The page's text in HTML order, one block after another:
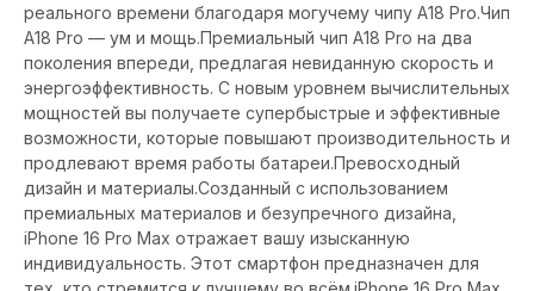
реального времени благодаря могучему чипу A18 Pro.Чип
A18 Pro — ум и мощь.Премиальный чип A18 Pro на два
поколения впереди, предлагая невиданную скорость и
энергоэффективность. С новым уровнем вычислительных
мощностей вы получаете супербыстрые и эффективные
возможности, которые повышают производительность и
продлевают время работы батареи.Превосходный
дизайн и материалы.Созданный с использованием
премиальных материалов и безупречного дизайна,
iPhone 16 Pro Max отражает вашу изысканную
индивидуальность. Этот смартфон предназначен для